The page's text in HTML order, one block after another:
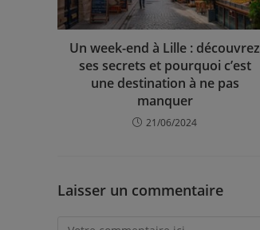
Un week-end à Lille : découvrez
ses secrets et pourquoi c’est
une destination à ne pas
manquer
21/06/2024
Laisser un commentaire